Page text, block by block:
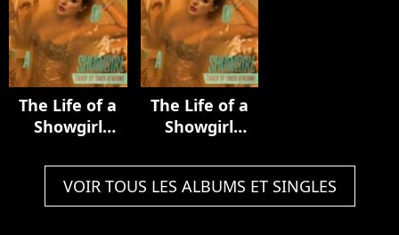
The Life of a
Showgirl
Track Version)
The Life of a
Showgirl
Track Version)
VOIR TOUS LES ALBUMS ET SINGLES